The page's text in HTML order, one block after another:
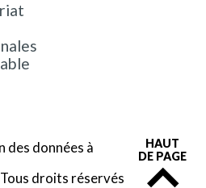
données à
droits réservés
HAUT
DE PAGE